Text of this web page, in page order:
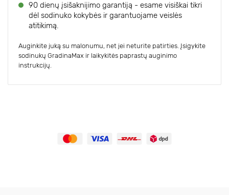
90 dienų įsišaknijimo garantiją - esame visiškai tikri
dėl sodinuko kokybės ir garantuojame veislės
atitikimą.
Auginkite juką su malonumu, net jei neturite patirties. Įsigykite
sodinukų GradinaMax ir laikykitės paprastų auginimo
instrukcijų.